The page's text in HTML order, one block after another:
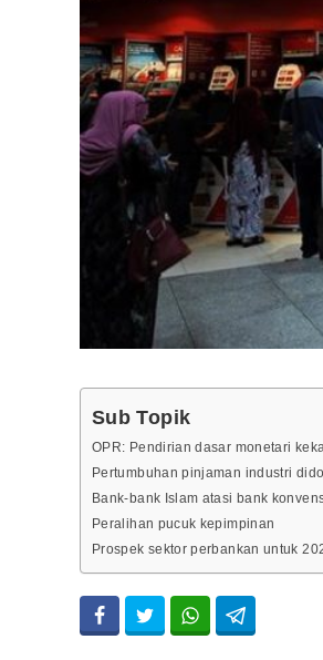
Sub Topik
OPR: Pendirian dasar monetari
Pertumbuhan pinjaman industri
Bank-bank Islam atasi bank
Peralihan pucuk kepimpinan
Prospek sektor perbankan untuk